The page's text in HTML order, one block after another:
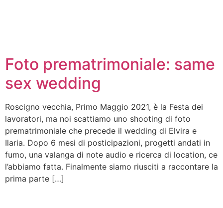
Foto prematrimoniale: same
sex wedding
Roscigno vecchia, Primo Maggio 2021, è la Festa dei
lavoratori, ma noi scattiamo uno shooting di foto
prematrimoniale che precede il wedding di Elvira e
Ilaria. Dopo 6 mesi di posticipazioni, progetti andati in
fumo, una valanga di note audio e ricerca di location, ce
l’abbiamo fatta. Finalmente siamo riusciti a raccontare la
prima parte […]